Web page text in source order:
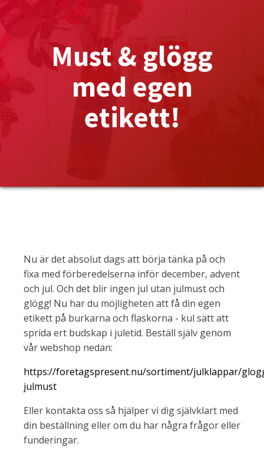
Must & glögg
med egen
etikett!
Nu är det absolut dags att börja tänka på och
fixa med förberedelserna inför december, advent
och jul. Och det blir ingen jul utan julmust och
glögg! Nu har du möjligheten att få din egen
etikett på burkarna och flaskorna - kul sätt att
sprida ert budskap i juletid. Beställ själv genom
vår webshop nedan:
https://foretagspresent.nu/sortiment/julklappar/
julmust
Eller kontakta oss så hjälper vi dig självklart med
din beställning eller om du har några frågor eller
funderingar.